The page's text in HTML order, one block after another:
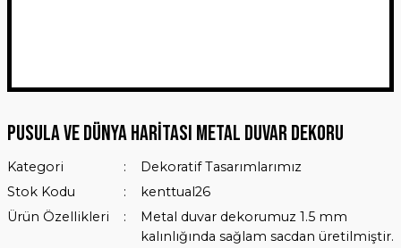
Pusula ve Dünya Haritası Metal Duvar Dekoru
Kategori
Dekoratif Tasarımlarımız
Stok Kodu
kenttual26
Ürün Özellikleri
Metal duvar dekorumuz 1.5 mm
kalınlığında sağlam sacdan üretilmiştir.